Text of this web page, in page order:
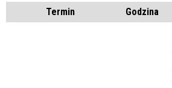
Kategoria
Termin Godzina